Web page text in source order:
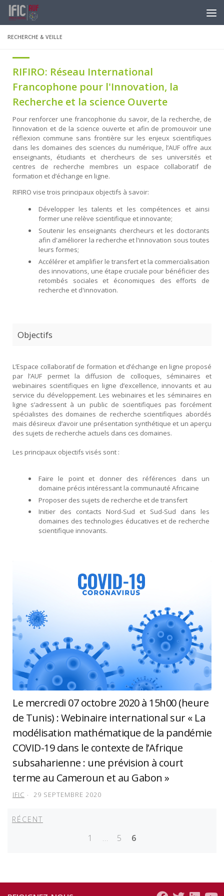
Skip to content
RECHERCHE & VEILLE
RIFIRO: Réseau International
Francophone pour l'Innovation, la
Recherche et la science Ouverte
Pour renforcer une francophonie du savoir, de la recherche, de
l’innovation et de la science ouverte et afin de promouvoir une
réflexion commune sans frontière sur les enjeux scientifiques
dans les domaines des sciences du numérique, l’AUF offre aux
enseignants, étudiants et chercheurs de ses universités et
centres de recherche membres un espace collaboratif de
formation et d’échange en ligne.
RIFIRO vise trois principaux objectifs à savoir:
Développer les talents et les compétences et ainsi
former une relève scientifique et innovante;
Soutenir les enseignants chercheurs et les doctorants
afin d'améliorer la recherche et l'innovation sous toutes
leurs formes;
Accélérer et amplifier le transfert et la commercialisation
des innovations, une étape cruciale pour bénéficier des
retombés sociales et économiques des efforts de
recherche et d'innovation.
Objectifs
L’Espace collaboratif de formation et d’échange en ligne proposé
par l’AUF permet la diffusion de colloques, séminaires et
webinaires scientifiques en ligne d’excellence, innovants et au
service du développement. Les webinaires et les séminaires en
ligne s’adressent à un public de scientifiques pas forcément
spécialistes des domaines de recherche scientifiques abordés
mais désireux d’avoir une présentation synthétique et un aperçu
des sujets de recherche actuels dans ces domaines.
Les principaux objectifs visés sont :
Faire le point et donner des références dans un
domaine précis intéressant la communauté Africaine
Proposer des sujets de recherche et de transfert
Initier des contacts Nord-Sud et Sud-Sud dans les
domaines des technologies éducatives et de recherche
scientifique innovants.
Le mercredi 07 octobre 2020 à 15h00 (heure
de Tunis) : Webinaire international sur « La
modélisation mathématique de la pandémie
COVID-19 dans le contexte de l’Afrique
subsaharienne : une prévision à court
terme au Cameroun et au Gabon »
IFIC 29 SEPTEMBRE 2020
Navigation
Récent
RÉCENT
1 … 5 6